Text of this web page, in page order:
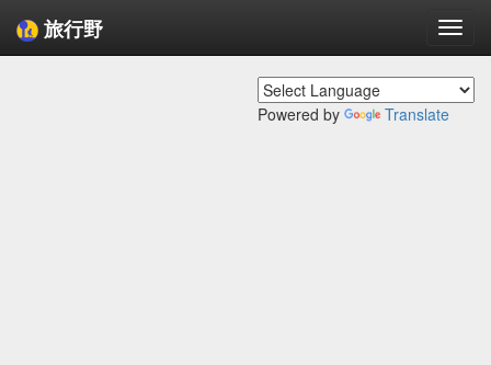
旅行野
Powered by Translate